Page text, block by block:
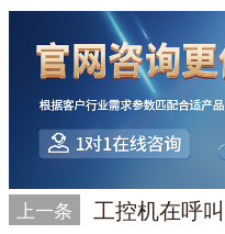
上一条